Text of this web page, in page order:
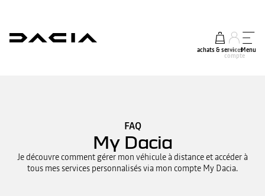
achats & services
mon
compte
Menu
FAQ
My Dacia
Je découvre comment gérer mon véhicule à distance et accéder à
tous mes services personnalisés via mon compte My Dacia.